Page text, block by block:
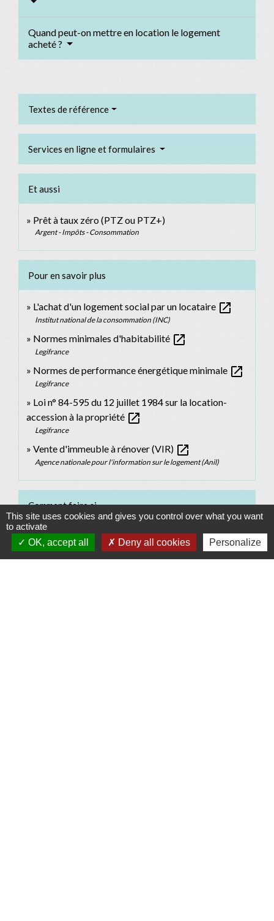
Quand peut-on mettre en location le logement
acheté ?
Textes de référence
Services en ligne et formulaires
Et aussi
Prêt à taux zéro (PTZ ou PTZ+)
Argent - Impôts - Consommation
Pour en savoir plus
L'achat d'un logement social par un locataire open_in_new
Institut national de la consommation (INC)
Normes minimales d'habitabilité open_in_new
Legifrance
Normes de performance énergétique minimale open_in_new
Legifrance
Loi n° 84-595 du 12 juillet 1984 sur la location-
accession à la propriété open_in_new
Legifrance
Vente d'immeuble à rénover (VIR) open_in_new
Agence nationale pour l'information sur le logement (Anil)
Comment faire si...
Je veux obtenir un crédit immobilier
This site uses cookies and gives you control over what you want
to activate
OK, accept all
Deny all cookies Personalize